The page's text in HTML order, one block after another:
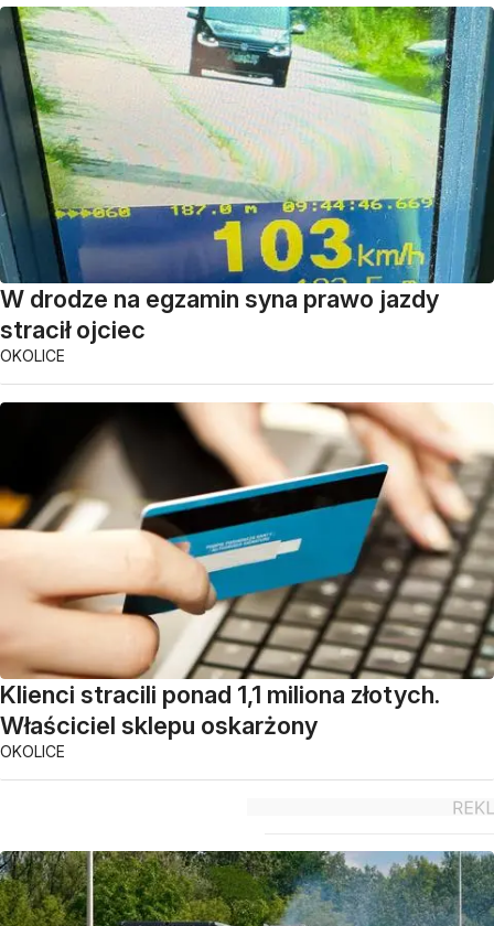
W drodze na egzamin syna prawo jazdy
stracił ojciec
OKOLICE
Klienci stracili ponad 1,1 miliona złotych.
Właściciel sklepu oskarżony
OKOLICE